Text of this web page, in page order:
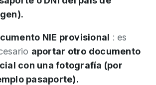
NIE provisional : es
aportar otro documento
con una fotografía (por
pasaporte).